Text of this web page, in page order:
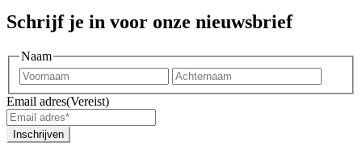
Schrijf je in voor onze nieuwsbrief
Naam
Voornaam
Email adres(Vereist)
Inschrijven